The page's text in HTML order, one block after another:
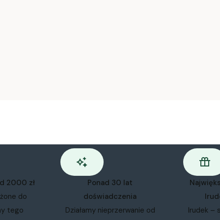
2000 zł
do
tego
Ponad 30 lat
doświadczenia
Działamy nieprzerwanie od
Irudek –